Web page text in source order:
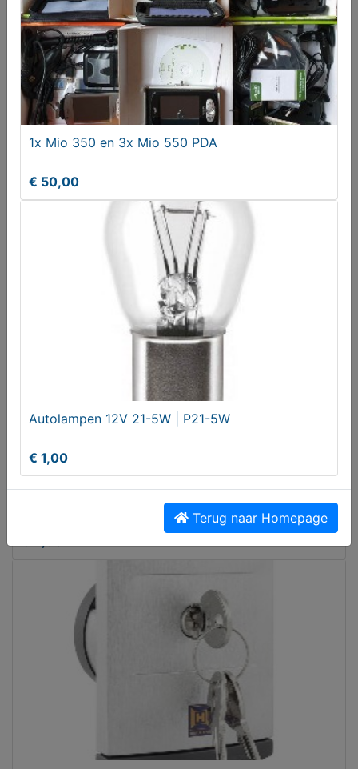
Autolampen 12V 21-5W | P21-5W
Abstract Art Quartz Clock Klok
1x Mio 350 en 3x Mio 550 PDA
€ 50,00
Autolampen 12V 21-5W | P21-5W
€ 1,00
Terug naar Homepage